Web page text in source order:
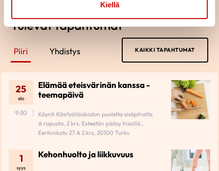
Kiellä
Tulevat tapahtumat
Piiri Yhdistys KAIKKI TAPAHTUMAT
25
elo
Elämää eteisvärinän kanssa -
teemapäivä
9:30
Käynti Käsityöläiskadun puolelta sisäpihalta
A rapusta, 2 krs. Esteetön pääsy hissillä.,
Eerikinkatu 27 A 2.krs, 20100 Turku
1
syys
Kehonhuolto ja liikkuvuus